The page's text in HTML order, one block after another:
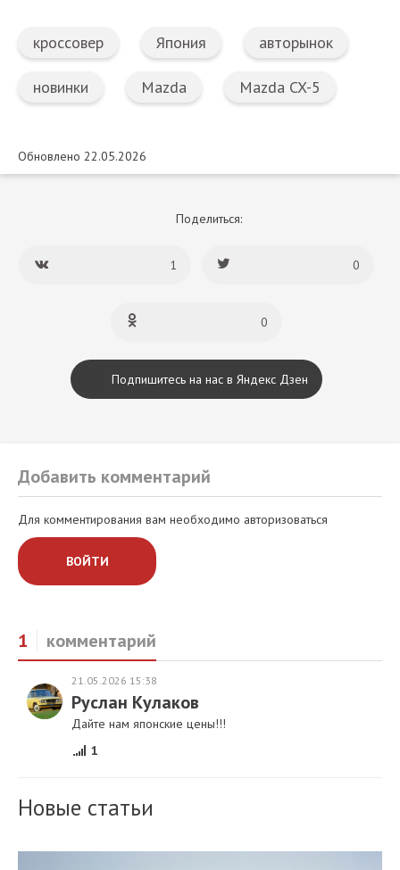
кроссовер Япония авторынок
новинки Mazda Mazda CX-5
Обновлено 22.05.2026
Поделиться:
1 0
0
Подпишитесь на нас в Яндекс Дзен
Добавить комментарий
Для комментирования вам необходимо авторизоваться
ВОЙТИ
1 комментарий
21.05.2026 15:38
Руслан Кулаков
Дайте нам японские цены!!!
1
Новые статьи